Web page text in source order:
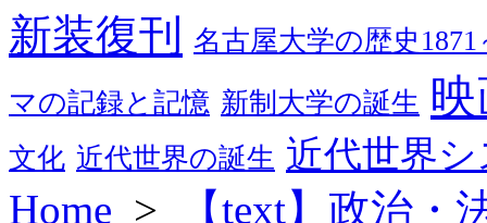
新装復刊 名古屋大学の歴史1871
マの記録と記憶 新制大学の誕生
文化 近代世界の誕生 近代世界
Home > 【text】政治・